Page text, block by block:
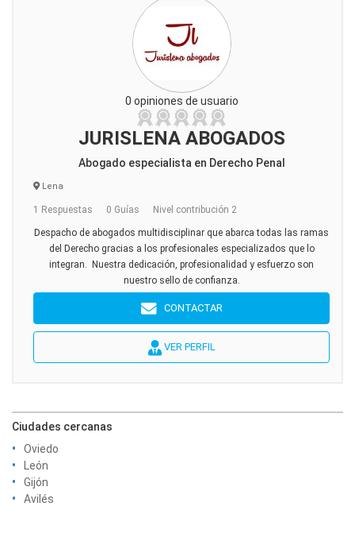
0 opiniones de usuario
JURISLENA ABOGADOS
Abogado especialista en Derecho Penal
Lena
1 Respuestas 0 Guías Nivel contribución 2
Despacho de abogados multidisciplinar que abarca todas las ramas
del Derecho gracias a los profesionales especializados que lo
integran. Nuestra dedicación, profesionalidad y esfuerzo son
nuestro sello de confianza.
CONTACTAR
VER PERFIL
Ciudades cercanas
Oviedo
León
Gijón
Avilés